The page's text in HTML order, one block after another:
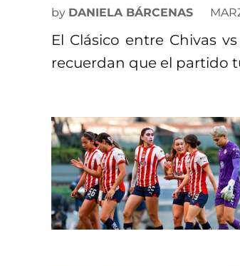
by DANIELA BÁRCENAS
El Clásico entre Chivas
recuerdan que el partido